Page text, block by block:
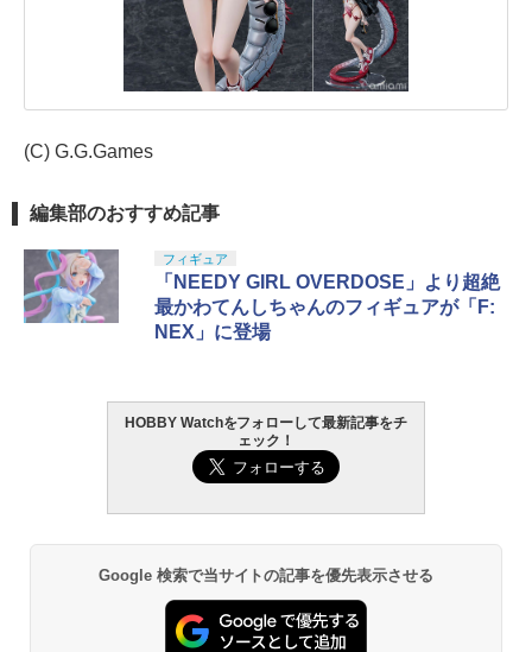
(C) G.G.Games
編集部のおすすめ記事
フィギュア
「NEEDY GIRL OVERDOSE」より超絶
最かわてんしちゃんのフィギュアが「F:
NEX」に登場
HOBBY Watchをフォローして最新記事をチ
ェック！
Google 検索で当サイトの記事を優先表示させる